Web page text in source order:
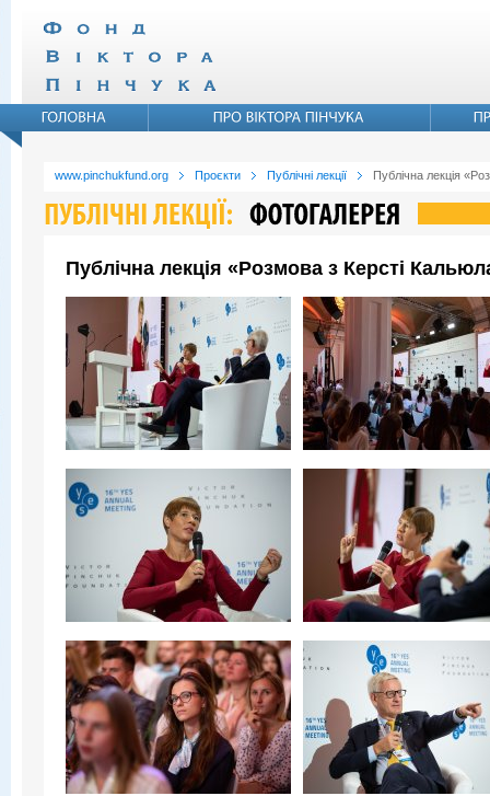
www.pinchukfund.org Проєкти Публічні лекції Публічна лекція
Публічна лекція «Розмова з Керсті